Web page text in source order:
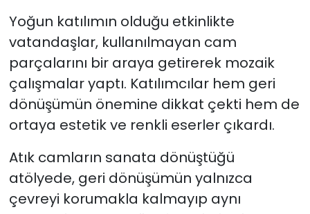
Yoğun katılımın olduğu etkinlikte
vatandaşlar, kullanılmayan cam
parçalarını bir araya getirerek mozaik
çalışmalar yaptı. Katılımcılar hem geri
dönüşümün önemine dikkat çekti hem de
ortaya estetik ve renkli eserler çıkardı.
Atık camların sanata dönüştüğü
atölyede, geri dönüşümün yalnızca
çevreyi korumakla kalmayıp aynı